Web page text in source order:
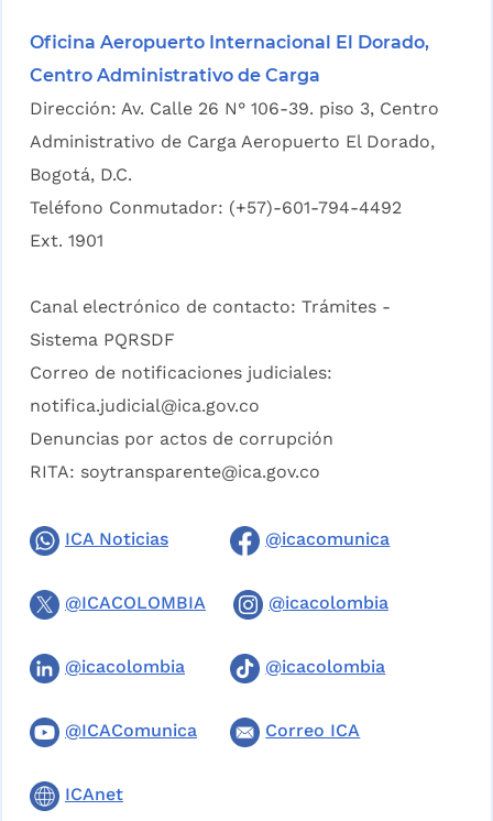
Oficina Aeropuerto Internacional El Dorado,
Centro Administrativo de Carga
Dirección: Av. Calle 26 N° 106-39. piso 3, Centro
Administrativo de Carga Aeropuerto El Dorado,
Bogotá, D.C.
Teléfono Conmutador: (+57)-601-794-4492
Ext. 1901
Canal electrónico de contacto: Trámites -
Sistema PQRSDF
Correo de notificaciones judiciales:
notifica.judicial@ica.gov.co
Denuncias por actos de corrupción
RITA: soytransparente@ica.gov.co
ICA Noticias @icacomunica
@ICACOLOMBIA @icacolombia
@icacolombia @icacolombia
@ICAComunica Correo ICA
ICAnet